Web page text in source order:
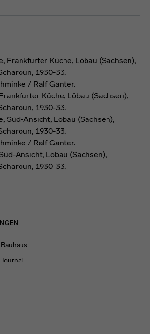
/ Ralf Ganter.
Küche, Löbau (Sachsen),
1930-33.
/ Ralf Ganter.
Ansicht, Löbau (Sachsen),
1930-33.